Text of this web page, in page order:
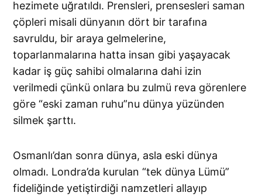
hezimete uğratıldı. Prensleri, prensesleri saman
çöpleri misali dünyanın dört bir tarafına
savruldu, bir araya gelmelerine,
toparlanmalarına hatta insan gibi yaşayacak
kadar iş güç sahibi olmalarına dahi izin
verilmedi çünkü onlara bu zulmü reva görenlere
göre “eski zaman ruhu”nu dünya yüzünden
silmek şarttı.
Osmanlı’dan sonra dünya, asla eski dünya
olmadı. Londra’da kurulan “tek dünya Lümü”
fideliğinde yetiştirdiği namzetleri allayıp